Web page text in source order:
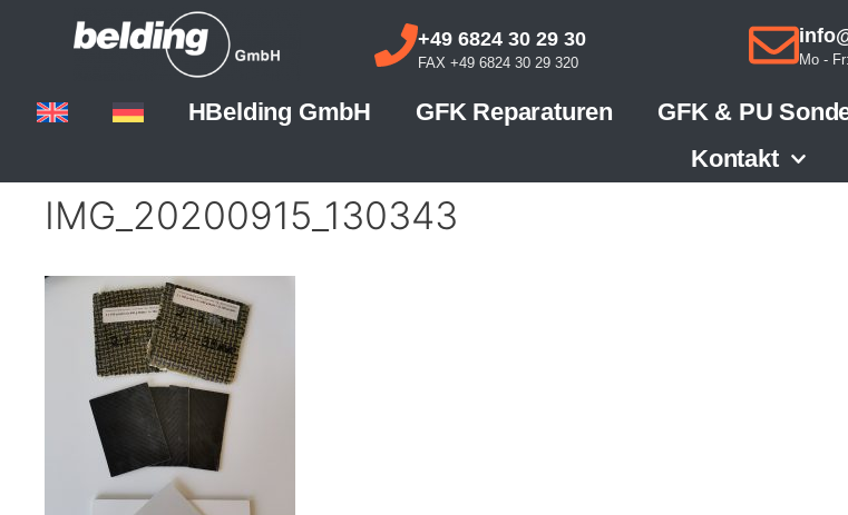
+49 6824 30 29 30
FAX +49 6824 30 29 320 Mo -
HBelding GmbH GFK Reparaturen GFK & PU
Kontakt
IMG_20200915_130343